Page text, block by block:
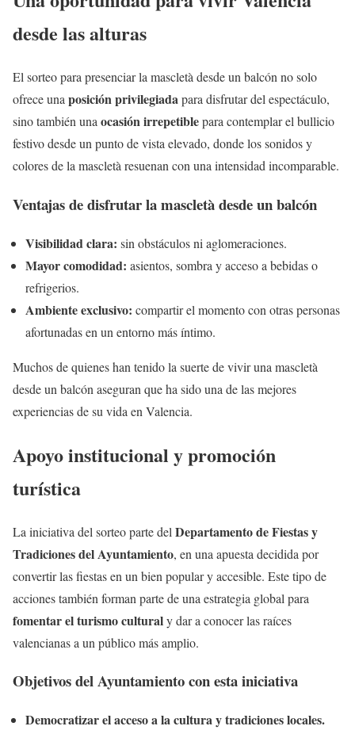
desde las alturas
El sorteo para presenciar la mascletà desde un balcón no solo
ofrece unaposición privilegiadapara disfrutar del espectáculo,
sino también unaocasión irrepetiblepara contemplar el bullicio
festivo desde un punto de vista elevado, donde los sonidos y
colores de la mascletà resuenan con una intensidad incomparable.
Ventajas de disfrutar la mascletà desde un balcón
Visibilidad clara: sin obstáculos ni aglomeraciones.
Mayor comodidad: asientos, sombra y acceso a bebidas o
refrigerios.
Ambiente exclusivo: compartir el momento con otras personas
afortunadas en un entorno más íntimo.
Muchos de quienes han tenido la suerte de vivir una mascletà
desde un balcón aseguran que ha sido una de las mejores
experiencias de su vida en Valencia.
Apoyo institucional y promoción
turística
La iniciativa del sorteo parte del Departamento de Fiestas y
Tradiciones del Ayuntamiento, en una apuesta decidida por
convertir las fiestas en un bien popular y accesible. Este tipo de
acciones también forman parte de una estrategia global para
fomentar el turismo culturaly dar a conocer las raíces
valencianas a un público más amplio.
Objetivos del Ayuntamiento con esta iniciativa
Democratizar el acceso a la cultura y tradiciones locales.